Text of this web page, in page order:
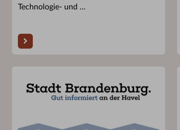
Technologie- und ...